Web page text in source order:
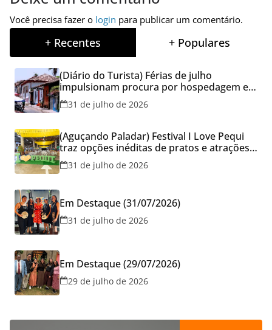
Você precisa fazer o login para publicar um comentário.
+ Recentes + Populares
(Diário do Turista) Férias de julho
impulsionam procura por hospedagem em
Goiás e reforçam cuidados na hora de
reservar viagens
31 de julho de 2026
(Aguçando Paladar) Festival I Love Pequi
traz opções inéditas de pratos e atrações
gratuitas no fim de semana dos Pais em
Goiânia
31 de julho de 2026
Em Destaque (31/07/2026)
31 de julho de 2026
Em Destaque (29/07/2026)
29 de julho de 2026